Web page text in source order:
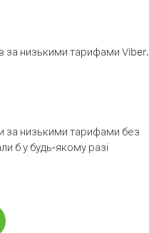
за низькими тарифами Viber.
за низькими тарифами без
б у будь-якому разі